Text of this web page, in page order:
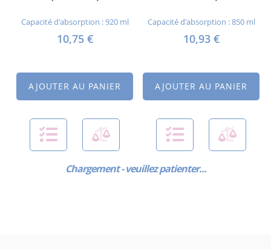
Capacité d'absorption : 920 ml
10,75 €
AJOUTER AU PANIER
Capacité d'absorption : 850 ml
10,93 €
AJOUTER AU PANIER
Chargement - veuillez patienter...